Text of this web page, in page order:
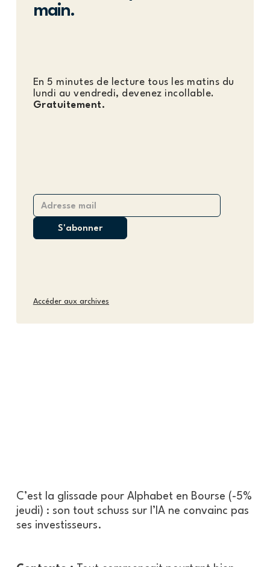
main.
En 5 minutes de lecture tous les matins du
lundi au vendredi, devenez incollable.
Gratuitement.
Accéder aux archives
C’est la glissade pour Alphabet en Bourse (-5%
jeudi) : son tout schuss sur l’IA ne convainc pas
ses investisseurs.